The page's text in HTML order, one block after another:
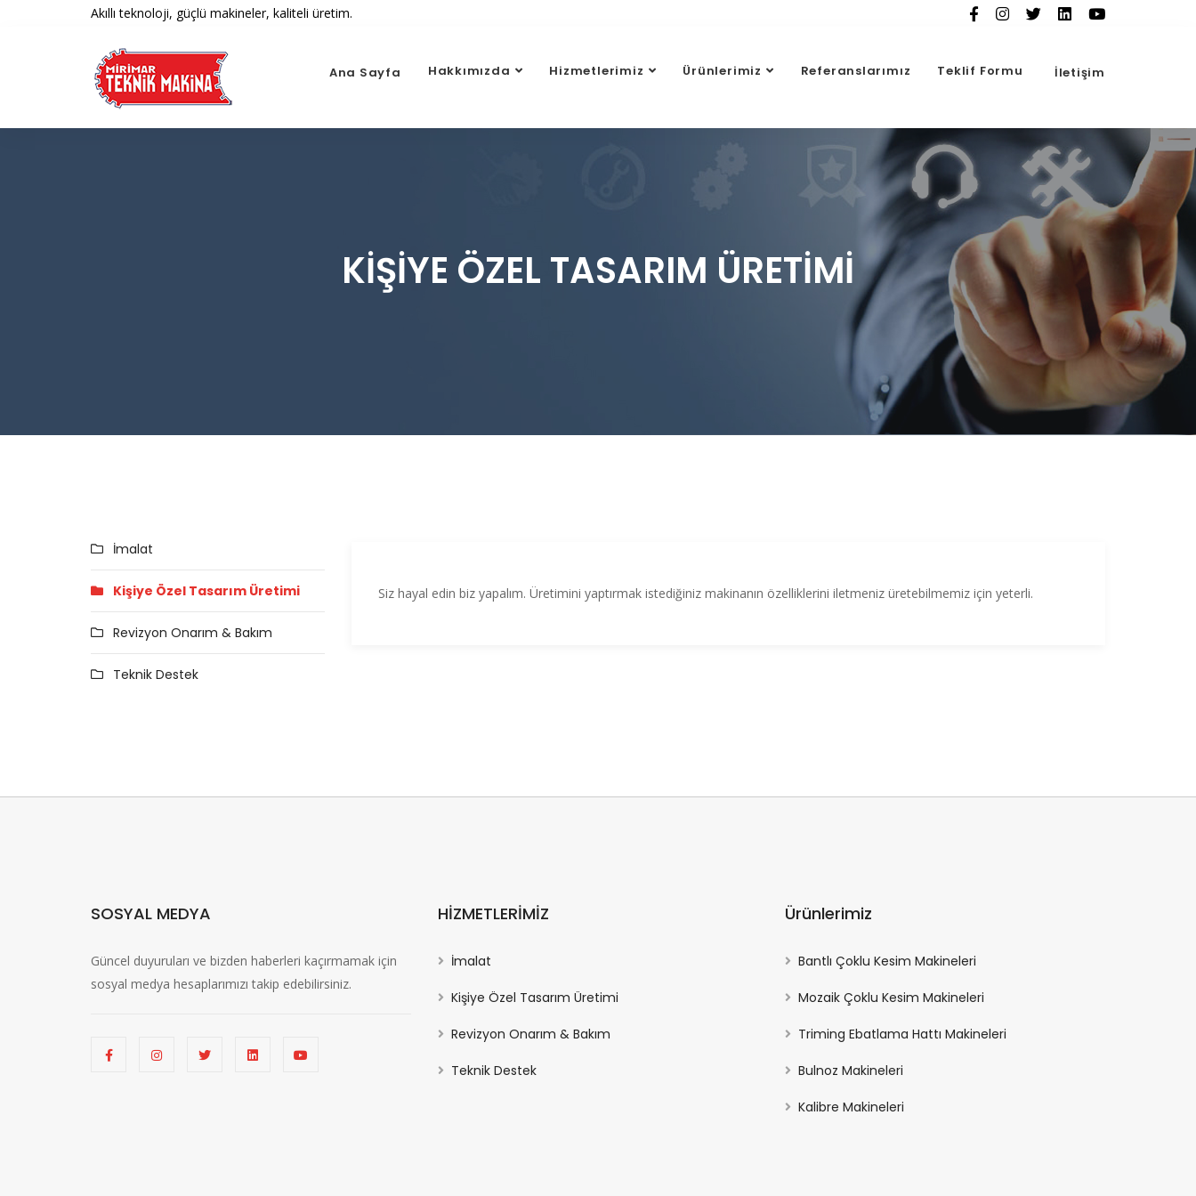
Akıllı teknoloji, güçlü makineler, kaliteli üretim.
Ana Sayfa Hakkımızda Hizmetlerimiz Ürünlerimiz Referanslarımız Teklif Formu İletişim
KIŞIYE ÖZEL TASARIM ÜRETIMI
İmalat
Kişiye Özel Tasarım Üretimi
Revizyon Onarım & Bakım
Teknik Destek
Siz hayal edin biz yapalım. Üretimini yaptırmak istediğiniz makinanın özelliklerini iletmeniz üretebilmemiz için yeterli.
SOSYAL MEDYA
Güncel duyuruları ve bizden haberleri kaçırmamak için
sosyal medya hesaplarımızı takip edebilirsiniz.
HİZMETLERİMİZ
İmalat
Kişiye Özel Tasarım Üretimi
Revizyon Onarım & Bakım
Teknik Destek
Ürünlerimiz
Bantlı Çoklu Kesim Makineleri
Mozaik Çoklu Kesim Makineleri
Triming Ebatlama Hattı Makineleri
Bulnoz Makineleri
Kalibre Makineleri